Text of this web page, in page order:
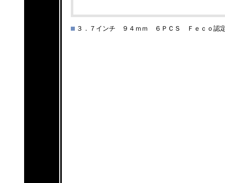
３．７インチ ９４ｍｍ ６ＰＣＳ Ｆｅｃｏ認